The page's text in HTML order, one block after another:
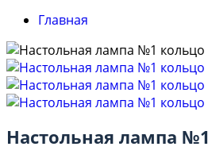
Главная
Настольная лампа